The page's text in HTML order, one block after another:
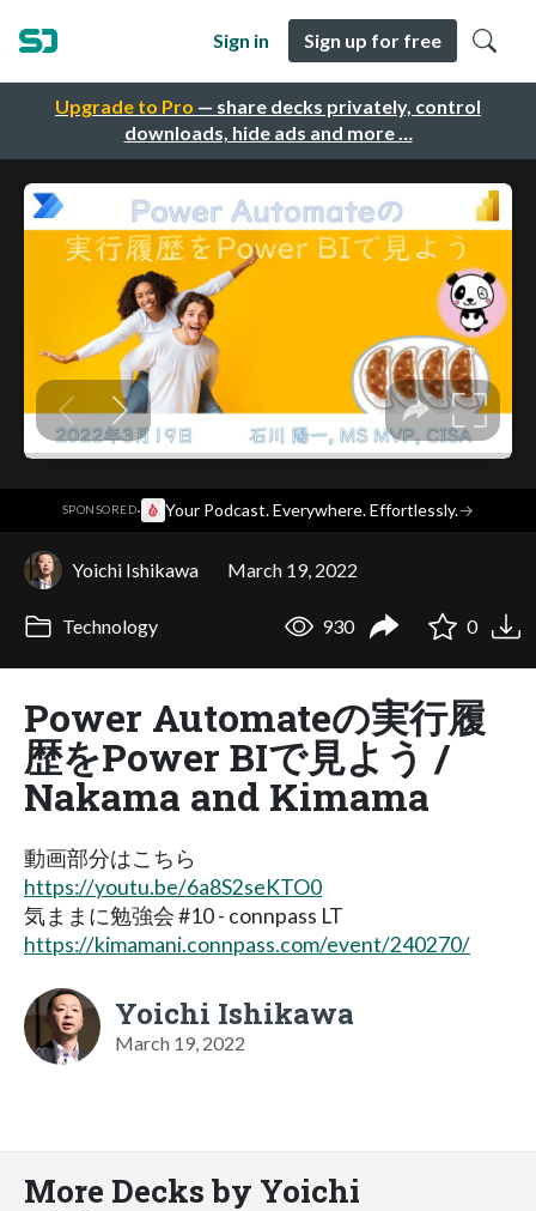
Upgrade to Pro — share decks privately, control
downloads, hide ads and more …
Sign in Sign up for free
SPONSORED· Your Podcast. Everywhere. Effortlessly.→
Yoichi Ishikawa March 19, 2022
Technology 930 0
Power Automateの実行履
歴をPower BIで見よう /
Nakama and Kimama
動画部分はこちら
https://youtu.be/6a8S2seKTO0
気ままに勉強会 #10 - connpass LT
https://kimamani.connpass.com/event/240270/
Yoichi Ishikawa
March 19, 2022
More Decks by Yoichi